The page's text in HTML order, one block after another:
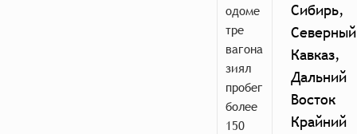
одоме
тре
вагона
зиял
пробег
более
150
Сибирь,
Северный
Кавказ,
Дальний
Крайний